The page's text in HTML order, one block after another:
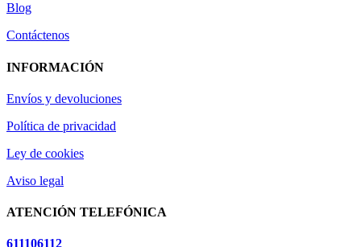
Blog
Contáctenos
INFORMACIÓN
Envíos y devoluciones
Política de privacidad
Ley de cookies
Aviso legal
ATENCIÓN TELEFÓNICA
611106112